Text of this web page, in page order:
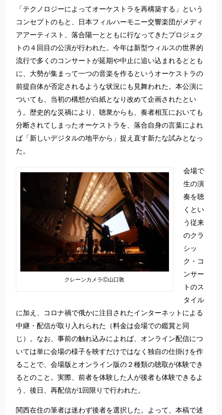
「テクノロジーによってオーケストラを再構築する」という
コンセプトのもと、日本フィルハーモニー交響楽団がメディ
アアーティスト、落合陽一とともに行なってきたプロジェク
トの４回目の公演が行われた。今年は新型ウィルスの世界的
流行で多くのコンサートが延期や中止に追い込まれるととも
に、大勢が集まって一つの音楽を作るというオーケストラの
前提自体が否定されるような状況にも見舞われた。本公演に
ついても、当初の構想が白紙となり改めて企画されたとい
う。歴史的な災禍により、聴衆からも、奏者相互においても
分断されてしまったオーケストラを、落合自身の言葉によれ
ば「新しいデジタルの地平から」捉え直す新たな試みとなっ
た。
クレーンカメラⒸ山口敦
会場で
生の演
奏を聴
くとい
う従来
のクラ
シッ
ク・コ
ンサー
トのス
タイル
に加え、コロナ禍で俄かに注目されたインターネットによる
中継・配信が取り入れられた（料金は会場での鑑賞と同
じ）。なお、事前の触れ込みによれば、オンライン配信につ
いては単に会場の様子を映すだけではなく独自の仕掛けを作
ることで、会場版とオンライン版の２種類の聴取が体験でき
るとのこと。実際、前者を体験した人が後者も体験できるよ
う、後日、再配信が1回限りで行われた。
関西在住の筆者は迷わず後者を選択した。よって、本稿で述